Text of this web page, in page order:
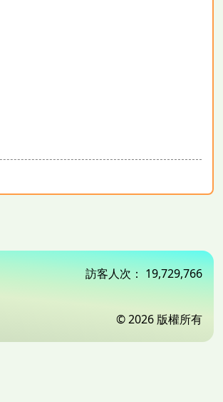
訪客人次： 19,729,766
© 2026 版權所有